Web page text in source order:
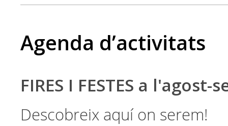
Agenda d’activitats
FIRES I FESTES a l'agost-
Descobreix aquí on serem!